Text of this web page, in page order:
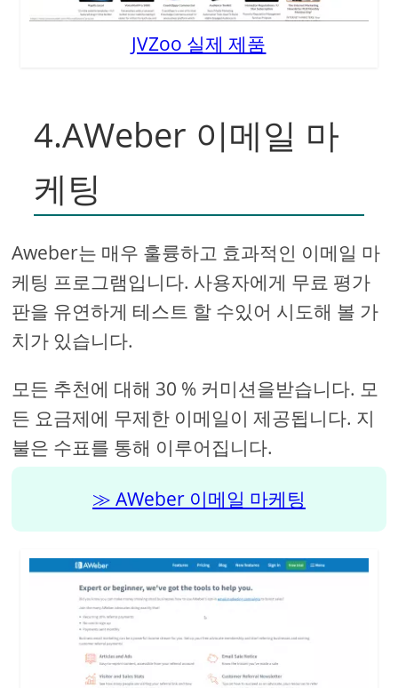
JVZoo 실제 제품
4.AWeber 이메일 마
케팅
Aweber는 매우 훌륭하고 효과적인 이메일 마
케팅 프로그램입니다. 사용자에게 무료 평가
판을 유연하게 테스트 할 수있어 시도해 볼 가
치가 있습니다.
모든 추천에 대해 30 % 커미션을받습니다. 모
든 요금제에 무제한 이메일이 제공됩니다. 지
불은 수표를 통해 이루어집니다.
AWeber 이메일 마케팅